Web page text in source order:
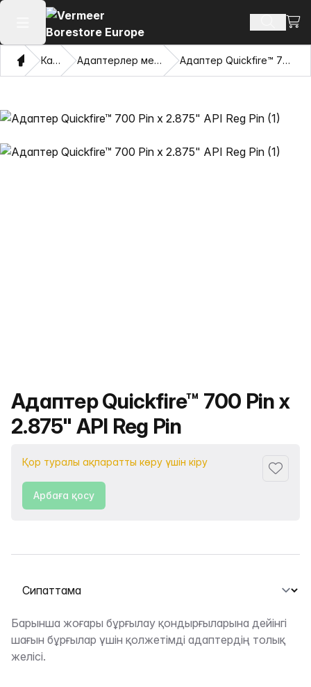
Негізгі мәзірді ашу Іздеу
Үй Каталог Адаптерлер мен тартатын көздер Адаптер Quickfire™ 700 Pin x 2.875" API Reg Pin
Өнімнің атауы
Адаптер Quickfire™ 700 Pin x
2.875" API Reg Pin
Қор туралы ақпаратты көру үшін кіру
Арбаға қосу
Қойындыны таңдау
Сипаттама
Барынша жоғары бұрғылау қондырғыларына дейінгі
шағын бұрғылар үшін қолжетімді адаптердің толық
желісі.